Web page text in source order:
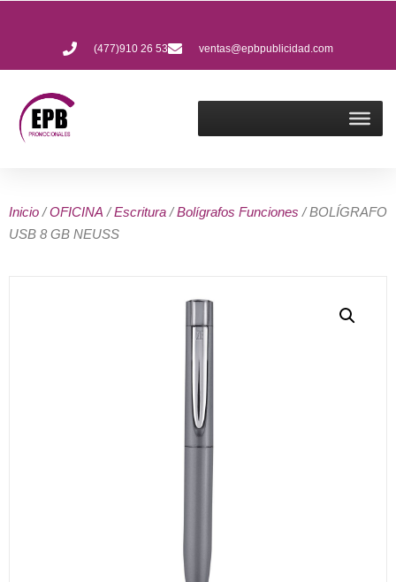
(477)910 26 53 ventas@epbpublicidad.com
Inicio /OFICINA /Escritura /Bolígrafos Funciones / BOLÍGRAFO
USB 8 GB NEUSS